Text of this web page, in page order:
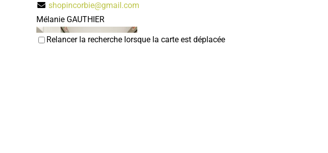
shopincorbie@gmail.com
Mélanie GAUTHIER
Relancer la recherche lorsque la carte est déplacée